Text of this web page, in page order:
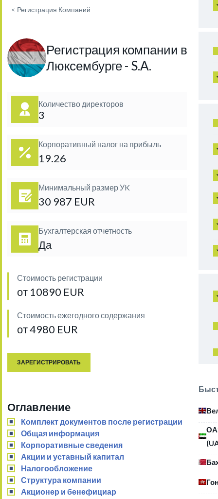
< Регистрация Компаний
Регистрация компании в
Люксембурге - S.A.
Количество директоров
3
Корпоративный налог на прибыль
19.26
Минимальный размер УK
30 987 EUR
Бухгалтерская отчетность
Да
Стоимость регистрации
от 10890 EUR
Стоимость ежегодного содержания
от 4980 EUR
ЗАРЕГИСТРИРОВАТЬ
Оглавление
Комплект документов после регистрации
Общая информация
Корпоративные сведения
Акции и уставный капитал
Налогообложение
Структура компании
Акционер и бенефициар